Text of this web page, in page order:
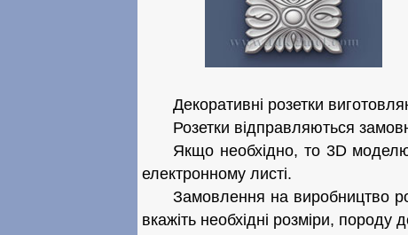
Декоративні розетки
Розетки відправляються
Якщо необхідно, то 3D
електронному листі.
Замовлення на виробництво
вкажіть необхідні розміри, породу